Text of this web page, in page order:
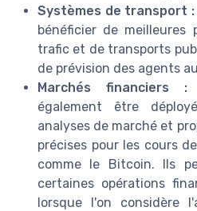
Systèmes de transport :
bénéficier de meilleures
trafic et de transports
de prévision des agents
Marchés financiers :
également être
analyses de marché et
précises pour les cours
comme le Bitcoin. Ils
certaines opérations
lorsque l'on considère